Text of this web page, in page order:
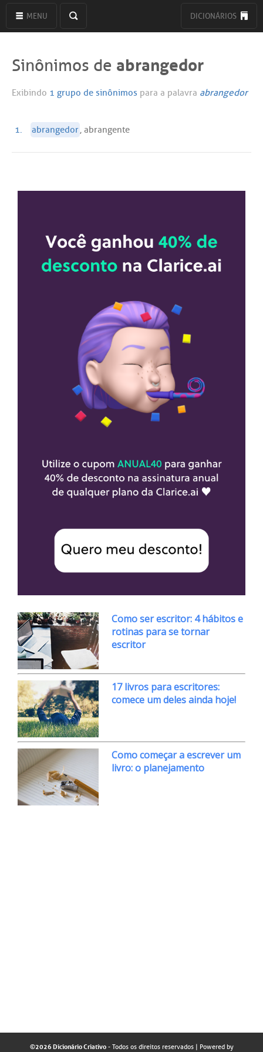
MENU DICIONÁRIOS
Sinônimos de abrangedor
Exibindo 1 grupo de sinônimos para a palavra abrangedor
1. abrangedor, abrangente
Como ser escritor: 4 hábitos e
rotinas para se tornar
escritor
17 livros para escritores:
comece um deles ainda hoje!
Como começar a escrever um
livro: o planejamento
©2026 Dicionário Criativo- Todos os direitos reservados| Powered by